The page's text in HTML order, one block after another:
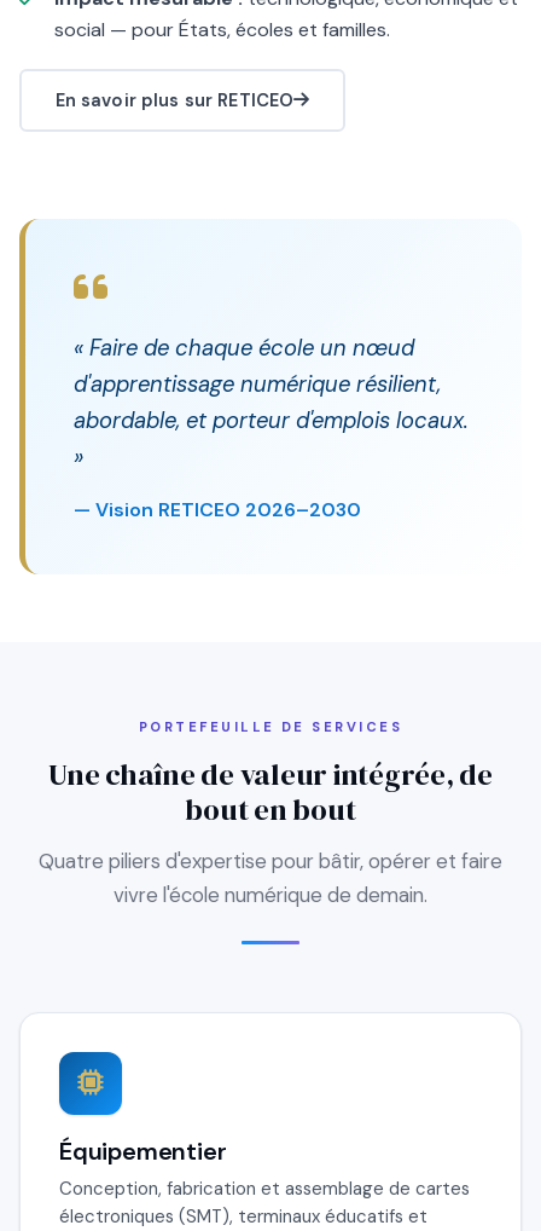
social — pour États, écoles et familles.
En savoir plus sur RETICEO
« Faire de chaque école un nœud
d'apprentissage numérique résilient,
abordable, et porteur d'emplois locaux.
»
— Vision RETICEO 2026–2030
PORTEFEUILLE DE SERVICES
Une chaîne de valeur intégrée, de
bout en bout
Quatre piliers d'expertise pour bâtir, opérer et faire
vivre l'école numérique de demain.
Équipementier
Conception, fabrication et assemblage de cartes
électroniques (SMT), terminaux éducatifs et